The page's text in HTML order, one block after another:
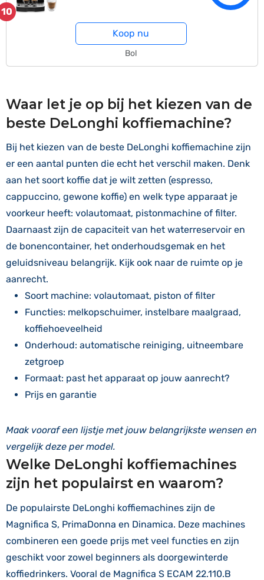
10
espressomachine – Zwart
Koop nu
Bol
Waar let je op bij het kiezen van de
beste DeLonghi koffiemachine?
Bij het kiezen van de beste DeLonghi koffiemachine zijn
er een aantal punten die echt het verschil maken. Denk
aan het soort koffie dat je wilt zetten (espresso,
cappuccino, gewone koffie) en welk type apparaat je
voorkeur heeft: volautomaat, pistonmachine of filter.
Daarnaast zijn de capaciteit van het waterreservoir en
de bonencontainer, het onderhoudsgemak en het
geluidsniveau belangrijk. Kijk ook naar de ruimte op je
aanrecht.
Soort machine: volautomaat, piston of filter
Functies: melkopschuimer, instelbare maalgraad,
koffiehoeveelheid
Onderhoud: automatische reiniging, uitneembare
zetgroep
Formaat: past het apparaat op jouw aanrecht?
Prijs en garantie
Maak vooraf een lijstje met jouw belangrijkste wensen en
vergelijk deze per model.
Welke DeLonghi koffiemachines
zijn het populairst en waarom?
De populairste DeLonghi koffiemachines zijn de
Magnifica S, PrimaDonna en Dinamica. Deze machines
combineren een goede prijs met veel functies en zijn
geschikt voor zowel beginners als doorgewinterde
koffiedrinkers. Vooral de Magnifica S ECAM 22.110.B